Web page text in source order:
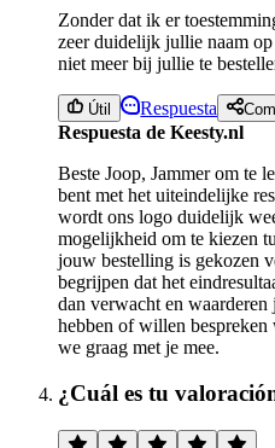
Zonder dat ik er
zeer duidelijk jullie naam
niet meer bij jullie te
Útil Respuesta
Respuesta de Keesty.nl
Beste Joop, Jammer om te
bent met het uiteindelijke
wordt ons logo duidelijk
mogelijkheid om te kiezen
jouw bestelling is gekozen
begrijpen dat het
dan verwacht en
hebben of willen bespreken
we graag met je mee.
¿Cuál es tu